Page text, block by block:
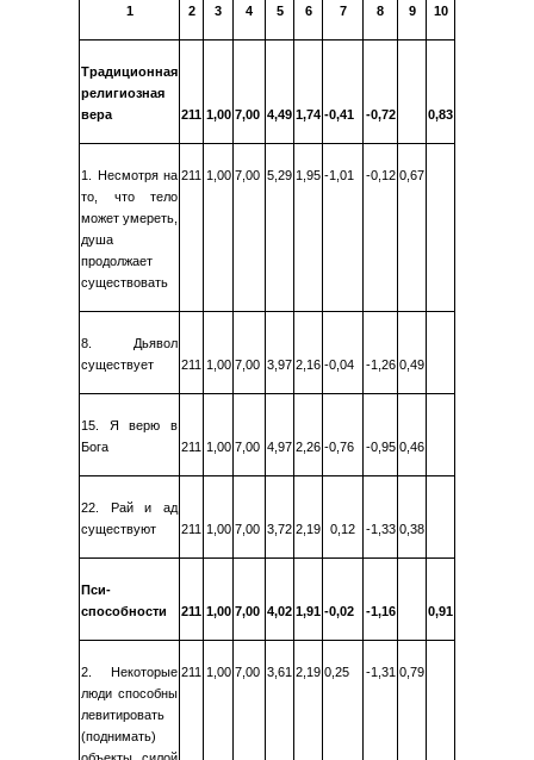
1 2 3 4 5 6 7 8 9 10
Традиционная
религиозная
вера
211 1,00 7,00 4,49 1,74 -0,41 -0,72 0,83
1. Несмотря на
то, что тело
может умереть,
душа
продолжает
существовать
211 1,00 7,00 5,29 1,95 -1,01 -0,12 0,67
8. Дьявол
существует
211 1,00 7,00 3,97 2,16 -0,04 -1,26 0,49
15. Я верю в
Бога
211 1,00 7,00 4,97 2,26 -0,76 -0,95 0,46
22. Рай и ад
существуют
211 1,00 7,00 3,72 2,19 0,12 -1,33 0,38
Пси-
способности
211 1,00 7,00 4,02 1,91 -0,02 -1,16 0,91
2. Некоторые
люди способны
левитировать
(поднимать)
211 1,00 7,00 3,61 2,19 0,25 -1,31 0,79